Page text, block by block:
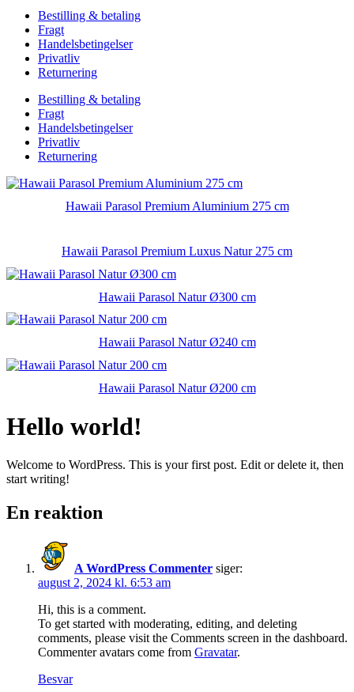
Bestilling & betaling
Fragt
Handelsbetingelser
Privatliv
Returnering
Bestilling & betaling
Fragt
Handelsbetingelser
Privatliv
Returnering
Hawaii Parasol Premium Aluminium 275 cm
Hawaii Parasol Premium Luxus Natur 275 cm
Hawaii Parasol Natur Ø300 cm
Hawaii Parasol Natur Ø240 cm
Hawaii Parasol Natur Ø200 cm
Hello world!
Welcome to WordPress. This is your first post. Edit or delete it, then
start writing!
En reaktion
A WordPress Commenter siger:
august 2, 2024 kl. 6:53 am
Hi, this is a comment.
To get started with moderating, editing, and deleting
comments, please visit the Comments screen in the dashboard.
Commenter avatars come from Gravatar.
Besvar